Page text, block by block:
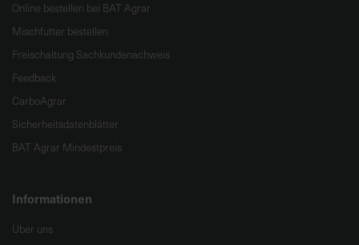
Online bestellen bei BAT Agrar
Mischfutter bestellen
Freischaltung Sachkundenachweis
Feedback
CarboAgrar
Sicherheitsdatenblätter
BAT Agrar Mindestpreis
Informationen
Über uns